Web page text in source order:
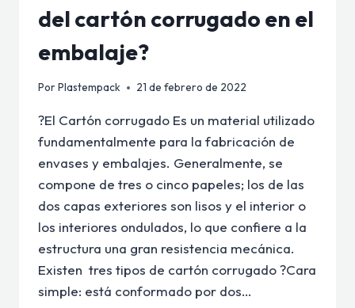
del cartón corrugado en el
embalaje?
PorPlastempack 21 de febrero de 2022
?El Cartón corrugado Es un material utilizado
fundamentalmente para la fabricación de
envases y embalajes. Generalmente, se
compone de tres o cinco papeles; los de las
dos capas exteriores son lisos y el interior o
los interiores ondulados, lo que confiere a la
estructura una gran resistencia mecánica.
Existen tres tipos de cartón corrugado ?Cara
simple: está conformado por dos…